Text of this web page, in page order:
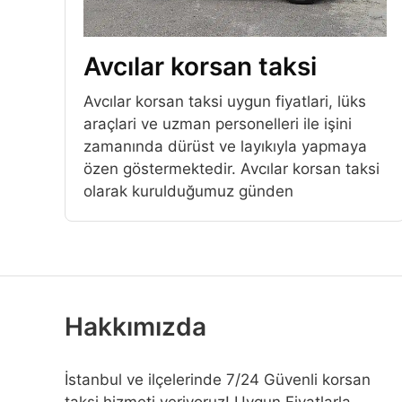
Avcılar korsan taksi
Avcılar korsan taksi uygun fiyatlari, lüks
araçlari ve uzman personelleri ile işini
zamanında dürüst ve layıkıyla yapmaya
özen göstermektedir. Avcılar korsan taksi
olarak kurulduğumuz günden
Hakkımızda
İstanbul ve ilçelerinde 7/24 Güvenli korsan